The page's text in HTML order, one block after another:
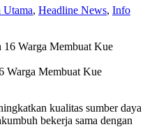
Utama, Headline News, Info
Warga Membuat Kue
kualitas sumber daya
bekerja sama dengan